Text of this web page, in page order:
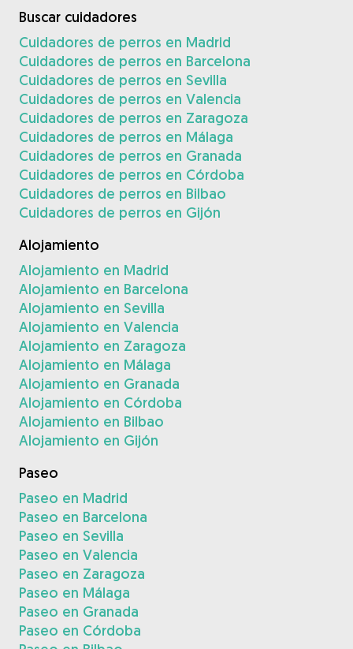
Buscar cuidadores
Cuidadores de perros en Madrid
Cuidadores de perros en Barcelona
Cuidadores de perros en Sevilla
Cuidadores de perros en Valencia
Cuidadores de perros en Zaragoza
Cuidadores de perros en Málaga
Cuidadores de perros en Granada
Cuidadores de perros en Córdoba
Cuidadores de perros en Bilbao
Cuidadores de perros en Gijón
Alojamiento
Alojamiento en Madrid
Alojamiento en Barcelona
Alojamiento en Sevilla
Alojamiento en Valencia
Alojamiento en Zaragoza
Alojamiento en Málaga
Alojamiento en Granada
Alojamiento en Córdoba
Alojamiento en Bilbao
Alojamiento en Gijón
Paseo
Paseo en Madrid
Paseo en Barcelona
Paseo en Sevilla
Paseo en Valencia
Paseo en Zaragoza
Paseo en Málaga
Paseo en Granada
Paseo en Córdoba